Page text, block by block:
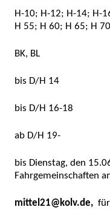
H-10; H-12; H-14; H-
H 55; H 60; H 65; H
BK, BL
bis D/H 14
bis D/H 16-18
ab D/H 19-
bis Dienstag, den
Fahrgemeinschaften
mittel21@kolv.de, für